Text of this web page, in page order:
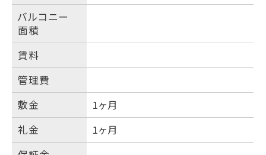
バルコニー
面積
賃料
管理費
敷金
1ヶ月
礼金
1ヶ月